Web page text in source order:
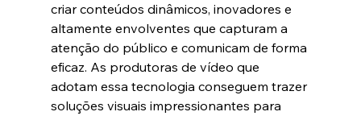
criar conteúdos dinâmicos, inovadores e
altamente envolventes que capturam a
atenção do público e comunicam de forma
eficaz. As produtoras de vídeo que
adotam essa tecnologia conseguem trazer
soluções visuais impressionantes para